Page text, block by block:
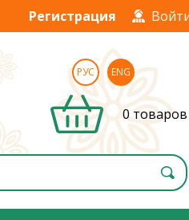
Регистрация
РУС ENG
0 товаров